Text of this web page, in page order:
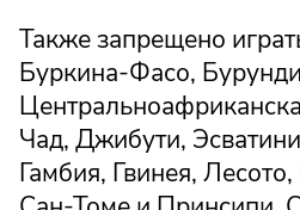
Также запрещено
Буркина-Фасо,
Чад, Джибути,
Гамбия, Гвинея,